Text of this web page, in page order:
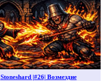
Stoneshard |#26| Возмездие